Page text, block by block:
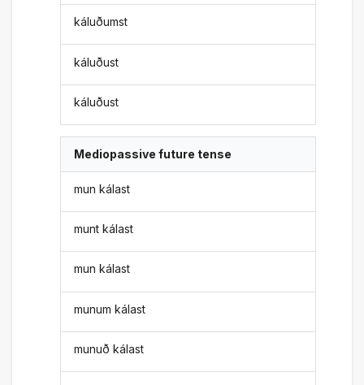
káluðumst
káluðust
káluðust
Mediopassive future tense
mun kálast
munt kálast
mun kálast
munum kálast
munuð kálast